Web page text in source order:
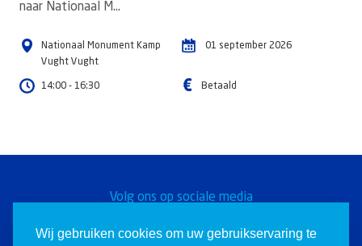
naar Nationaal M...
Nationaal Monument Kamp
Vught Vught
01 september 2026
14:00 - 16:30 Betaald
Volg ons op sociale media
Word een Christen voor
Wij gebruiken cookies om uw gebruikservaring te